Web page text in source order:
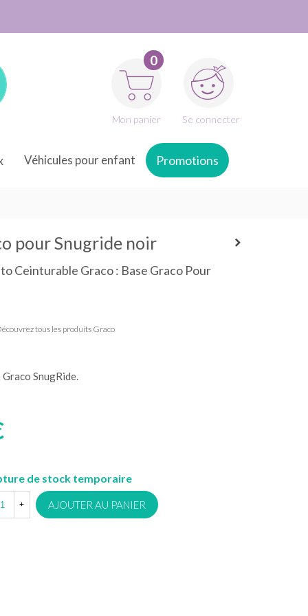
0
Mon panier Se connecter
Véhicules pour enfant Promotions
pour Snugride noir
Ceinturable Graco : Base Graco Pour
tous les produits Graco
SnugRide.
de stock temporaire
+ AJOUTER AU PANIER